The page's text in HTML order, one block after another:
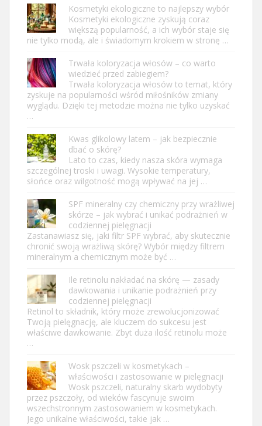
Kosmetyki ekologiczne to najlepszy wybór
Kosmetyki ekologiczne zyskują coraz
większą popularność, a ich wybór staje się
nie tylko modą, ale i świadomym krokiem w stronę …
Trwała koloryzacja włosów – co warto
wiedzieć przed zabiegiem?
Trwała koloryzacja włosów to temat, który
zyskuje na popularności wśród miłośników zmiany
wyglądu. Dzięki tej metodzie można nie tylko uzyskać
…
Kwas glikolowy latem – jak bezpiecznie
dbać o skórę?
Lato to czas, kiedy nasza skóra wymaga
szczególnej troski i uwagi. Wysokie temperatury,
słońce oraz wilgotność mogą wpływać na jej …
SPF mineralny czy chemiczny przy wrażliwej
skórze – jak wybrać i unikać podrażnień w
codziennej pielęgnacji
Zastanawiasz się, jaki filtr SPF wybrać, aby skutecznie
chronić swoją wrażliwą skórę? Wybór między filtrem
mineralnym a chemicznym może być …
Ile retinolu nakładać na skórę — zasady
dawkowania i unikanie podrażnień przy
codziennej pielęgnacji
Retinol to składnik, który może zrewolucjonizować
Twoją pielęgnację, ale kluczem do sukcesu jest
właściwe dawkowanie. Zbyt duża ilość retinolu może
…
Wosk pszczeli w kosmetykach –
właściwości i zastosowanie w pielęgnacji
Wosk pszczeli, naturalny skarb wydobyty
przez pszczoły, od wieków fascynuje swoim
wszechstronnym zastosowaniem w kosmetykach.
Jego unikalne właściwości, takie jak …